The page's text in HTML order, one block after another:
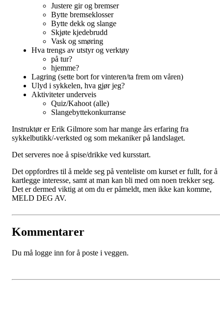
Justere gir og bremser
Bytte bremseklosser
Bytte dekk og slange
Skjøte kjedebrudd
Vask og smøring
Hva trengs av utstyr og verktøy
på tur?
hjemme?
Lagring (sette bort for vinteren/ta frem om våren)
Ulyd i sykkelen, hva gjør jeg?
Aktiviteter underveis
Quiz/Kahoot (alle)
Slangebyttekonkurranse
Instruktør er Erik Gilmore som har mange års erfaring fra
sykkelbutikk/-verksted og som mekaniker på landslaget.
Det serveres noe å spise/drikke ved kursstart.
Det oppfordres til å melde seg på venteliste om kurset er fullt, for å
kartlegge interesse, samt at man kan bli med om noen trekker seg.
Det er dermed viktig at om du er påmeldt, men ikke kan komme,
MELD DEG AV.
Kommentarer
Du må logge inn for å poste i veggen.